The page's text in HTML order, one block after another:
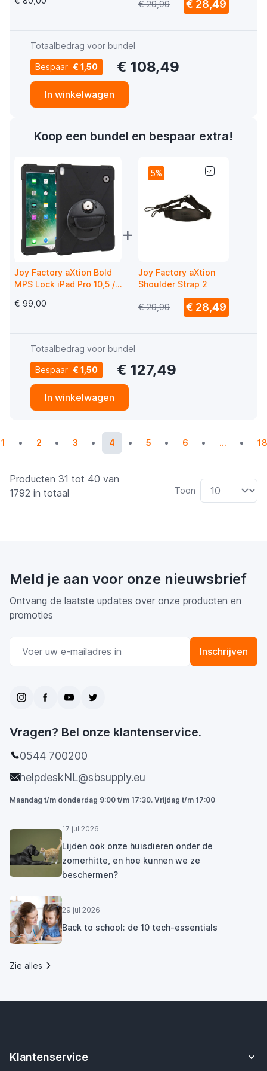
€ 29,99 € 28,49
Totaalbedrag voor bundel
Bespaar € 1,50 € 108,49
In winkelwagen
Koop een bundel en bespaar extra!
Joy Factory aXtion Bold
MPS Lock iPad Pro 10,5 /
€ 99,00
+
5%
Joy Factory aXtion
Shoulder Strap 2
€ 29,99 € 28,49
Totaalbedrag voor bundel
Bespaar € 1,50 € 127,49
In winkelwagen
Producten 31 tot 40 van
1792 in totaal
Pagina
1 Pagina
2 Pagina
3 U lees momenteel pagina
4 Pagina
5 Pagina
6 ...
Toon
Meld je aan voor onze nieuwsbrief
Ontvang de laatste updates over onze producten en
promoties
Inschrijven
Vragen? Bel onze klantenservice.
0544 700200
helpdeskNL@sbsupply.eu
Maandag t/m donderdag 9:00 t/m 17:30. Vrijdag t/m 17:00
17 jul 2026
Lijden ook onze huisdieren onder de
zomerhitte, en hoe kunnen we ze
beschermen?
29 jul 2026
Back to school: de 10 tech-essentials
Zie alles
Klantenservice